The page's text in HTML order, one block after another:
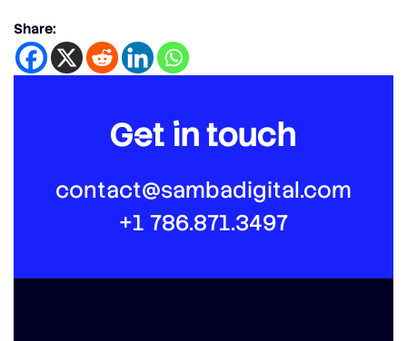
Share:
Get in touch
contact@sambadigital.com
+1 786.871.3497